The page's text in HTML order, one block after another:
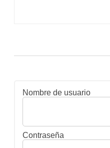
Nombre de usuario
Contraseña